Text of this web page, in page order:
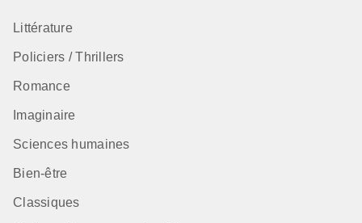
Littérature
Policiers / Thrillers
Romance
Imaginaire
Sciences humaines
Bien-être
Classiques